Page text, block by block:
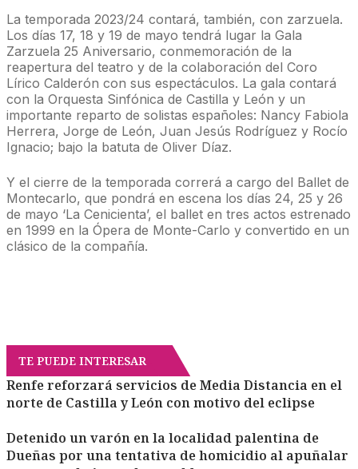
La temporada 2023/24 contará, también, con zarzuela.
Los días 17, 18 y 19 de mayo tendrá lugar la Gala
Zarzuela 25 Aniversario, conmemoración de la
reapertura del teatro y de la colaboración del Coro
Lírico Calderón con sus espectáculos. La gala contará
con la Orquesta Sinfónica de Castilla y León y un
importante reparto de solistas españoles: Nancy Fabiola
Herrera, Jorge de León, Juan Jesús Rodríguez y Rocío
Ignacio; bajo la batuta de Oliver Díaz.
Y el cierre de la temporada correrá a cargo del Ballet de
Montecarlo, que pondrá en escena los días 24, 25 y 26
de mayo ‘La Cenicienta’, el ballet en tres actos estrenado
en 1999 en la Ópera de Monte-Carlo y convertido en un
clásico de la compañía.
TE PUEDE INTERESAR
Renfe reforzará servicios de Media Distancia en el
norte de Castilla y León con motivo del eclipse
Detenido un varón en la localidad palentina de
Dueñas por una tentativa de homicidio al apuñalar